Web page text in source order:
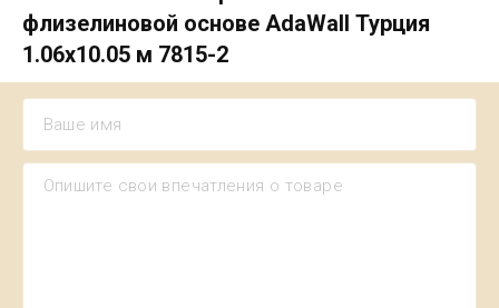
флизелиновой основе AdaWall Турция
1.06х10.05 м 7815-2